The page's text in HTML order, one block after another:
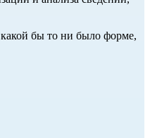
какой бы то ни было форме,